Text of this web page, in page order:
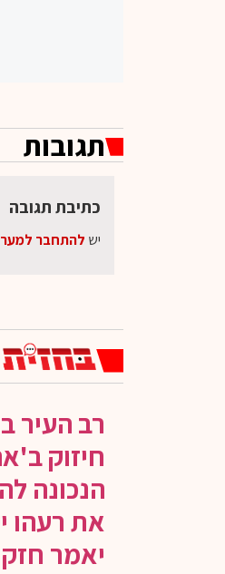
תגובות
כתיבת תגובה
יש להתחבר
רב העיר
חיזוק
הנכונה
את רעהו
יאמר חזק